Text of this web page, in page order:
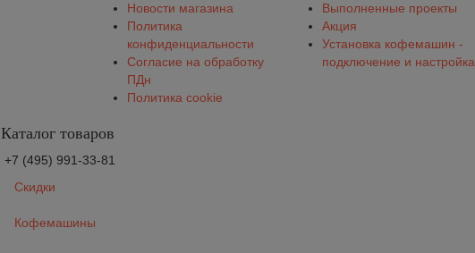
Новости магазина
Политика
конфиденциальности
Согласие на обработку
ПДн
Политика cookie
Выполненные проекты
Акция
Установка кофемашин -
подключение и настройка
Каталог товаров
+7 (495) 991-33-81
Скидки
Кофемашины